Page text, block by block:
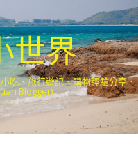
世界
吃、旅行遊記、購物經驗分享．
Blogger)